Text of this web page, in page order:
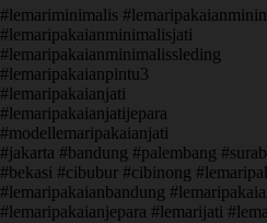
#lemariminimalis
#lemaripakaianminimalisjati
#lemaripakaianminimalissleding
#lemaripakaianpintu3
#lemaripakaianjati
#lemaripakaianjatijepara
#modellemaripakaianjati
#jakarta #bandung #palembang
#bekasi #cibubur #cibinong
#lemaripakaianbandung
#lemaripakaianjepara #lemarijati